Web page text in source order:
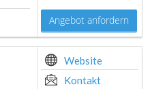
Angebot anfordern
Website
Kontakt